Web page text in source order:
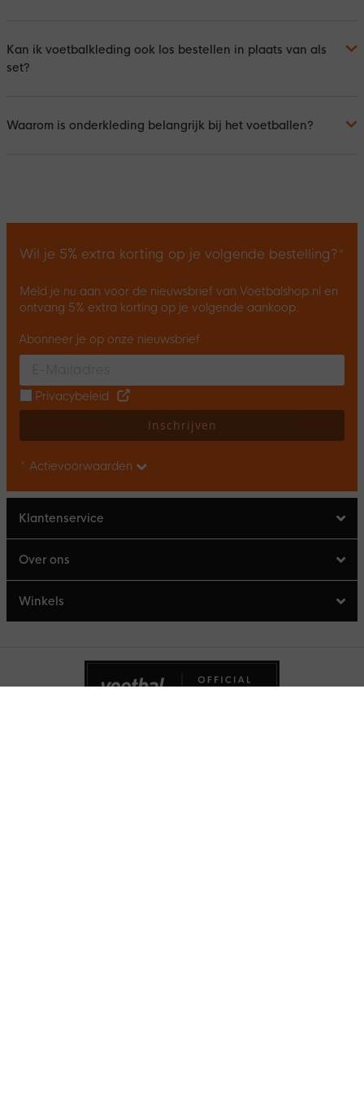
Kan ik voetbalkleding ook los bestellen in plaats van als
set?
Waarom is onderkleding belangrijk bij het voetballen?
Wil je 5% extra korting op je volgende bestelling?*
Meld je nu aan voor de nieuwsbrief van Voetbalshop.nl en
ontvang 5% extra korting op je volgende aankoop.
Enter your email and accept the privacy policy to subscribe to
Abonneer je op onze nieuwsbrief
Privacybeleid
Inschrijven
* Actievoorwaarden
Klantenservice
Over ons
Winkels